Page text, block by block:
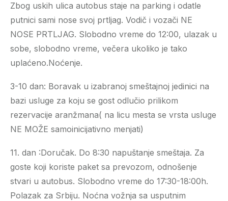
Zbog uskih ulica autobus staje na parking i odatle
putnici sami nose svoj prtljag. Vodič i vozači NE
NOSE PRTLJAG. Slobodno vreme do 12:00, ulazak u
sobe, slobodno vreme, večera ukoliko je tako
uplaćeno.Noćenje.
3-10 dan: Boravak u izabranoj smeštajnoj jedinici na
bazi usluge za koju se gost odlučio prilikom
rezervacije aranžmana( na licu mesta se vrsta usluge
NE MOŽE samoinicijativno menjati)
11. dan :Doručak. Do 8:30 napuštanje smeštaja. Za
goste koji koriste paket sa prevozom, odnošenje
stvari u autobus. Slobodno vreme do 17:30-18:00h.
Polazak za Srbiju. Noćna vožnja sa usputnim